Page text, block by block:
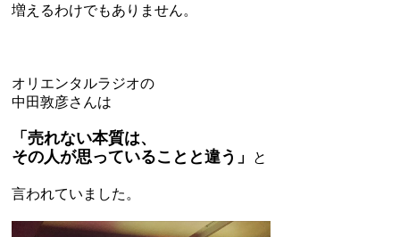
増えるわけでもありません。
オリエンタルラジオの
中田敦彦さんは
「売れない本質は、
その人が思っていることと違う」
と
言われていました。